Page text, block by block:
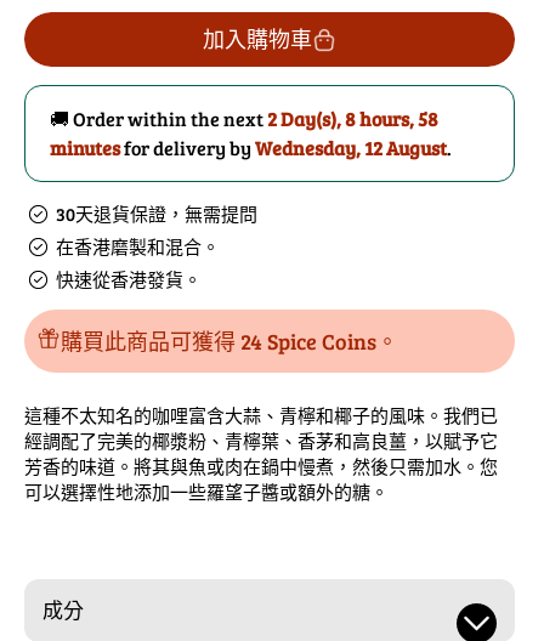
尼
仁
當
咖
哩
的
數
量
印
尼
仁
當
咖
哩
加入購物車
🚚 Order within the next2 Day(s),8 hours, 58
minutesfor delivery byWednesday, 12 August.
30天退貨保證，無需提問
在香港磨製和混合。
快速從香港發貨。
購買此商品可獲得 24 Spice Coins。
這種不太知名的咖哩富含大蒜、青檸和椰子的風味。我們已
經調配了完美的椰漿粉、青檸葉、香茅和高良薑，以賦予它
芳香的味道。將其與魚或肉在鍋中慢煮，然後只需加水。您
可以選擇性地添加一些羅望子醬或額外的糖。
成分